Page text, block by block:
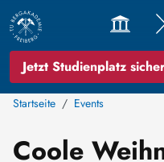
Jetzt Studienplatz
Startseite Events
Coole